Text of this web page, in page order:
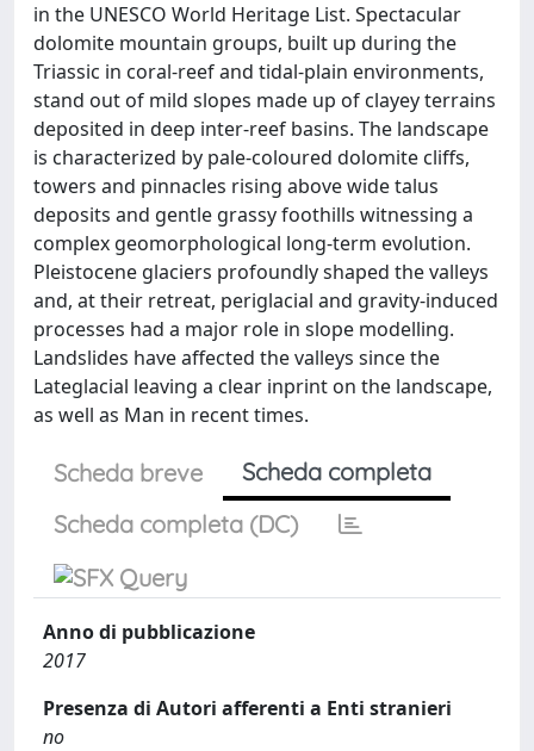
in the UNESCO World Heritage List. Spectacular
dolomite mountain groups, built up during the
Triassic in coral-reef and tidal-plain environments,
stand out of mild slopes made up of clayey terrains
deposited in deep inter-reef basins. The landscape
is characterized by pale-coloured dolomite cliffs,
towers and pinnacles rising above wide talus
deposits and gentle grassy foothills witnessing a
complex geomorphological long-term evolution.
Pleistocene glaciers profoundly shaped the valleys
and, at their retreat, periglacial and gravity-induced
processes had a major role in slope modelling.
Landslides have affected the valleys since the
Lateglacial leaving a clear inprint on the landscape,
as well as Man in recent times.
Scheda breve
Scheda completa
Scheda completa (DC)
Anno di pubblicazione
2017
Presenza di Autori afferenti a Enti stranieri
no